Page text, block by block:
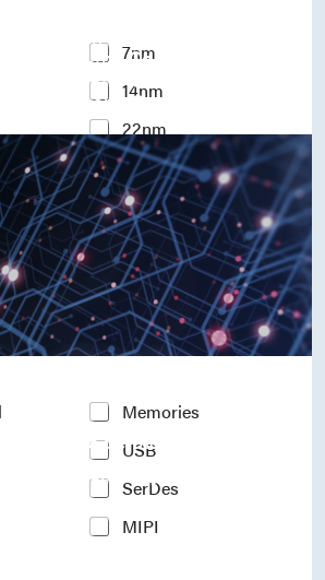
Integration Service
USB PHY and Controller
MIPI C/D PHY and Controller
PCIe PHY and Controller
vision is to be the most
IP company in the
industry.
7nm
14nm
22nm
40nm
65nm
110-180nm
財IP*
Memories
USB
SerDes
MIPI